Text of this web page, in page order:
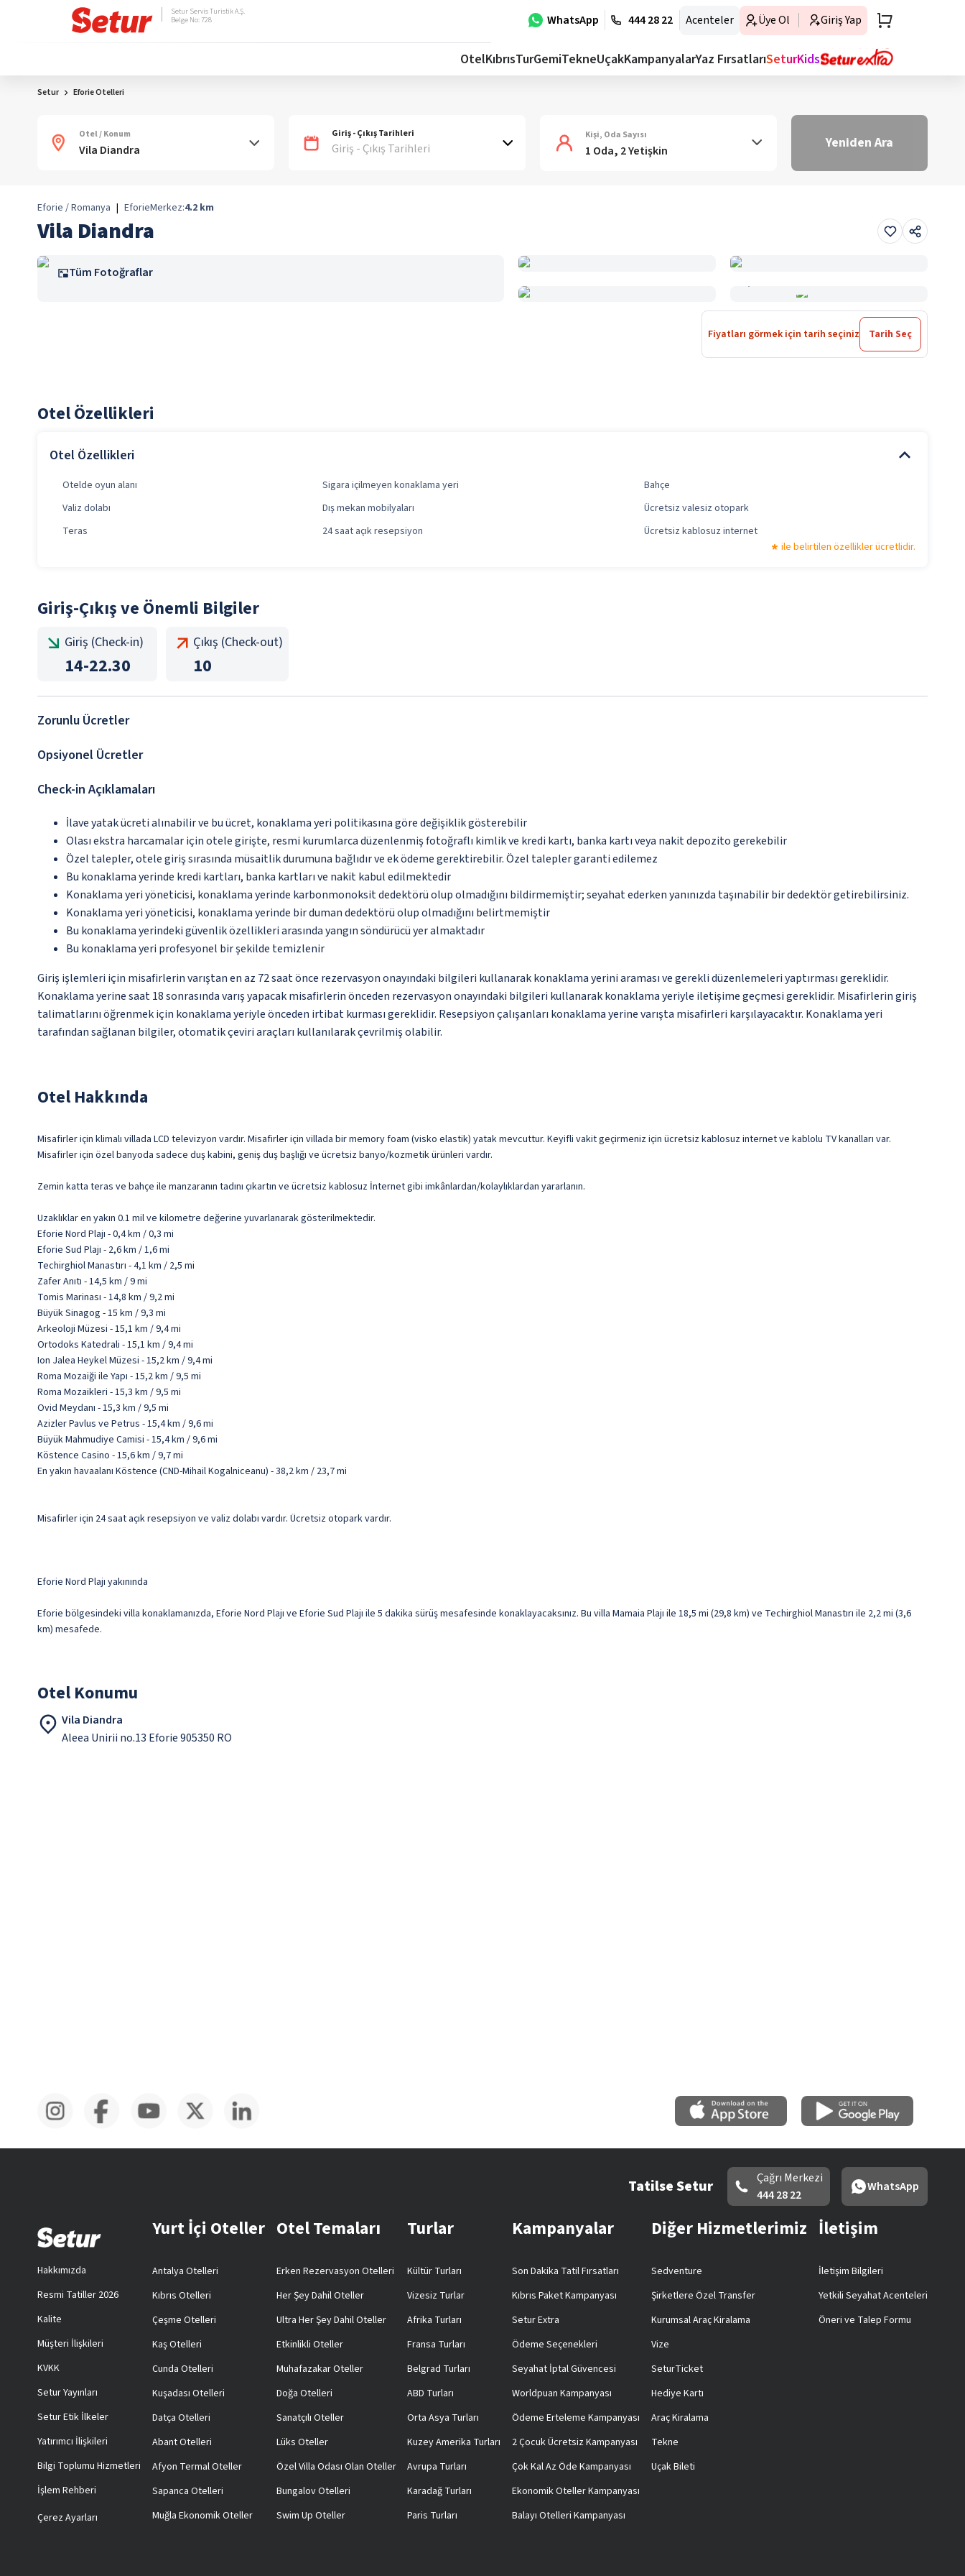
WhatsApp 444 28 22 Acenteler Üye Ol Giriş Yap
Setur Servis Turistik A.Ş.
Belge No: 728
OtelKıbrısTurGemiTekneUçakKampanyalarYaz FırsatlarıSeturKids
Setur Eforie Otelleri
Otel / Konum Giriş - Çıkış Tarihleri
Giriş - Çıkış Tarihleri
Kişi, Oda Sayısı
1 Oda, 2 Yetişkin Yeniden Ara
Eforie / Romanya | EforieMerkez:4.2 km
Vila Diandra
Tüm Fotoğraflar
Fiyatları görmek için tarih seçiniz Tarih Seç
Otel Özellikleri
Otel Özellikleri
Otelde oyun alanı Sigara içilmeyen konaklama yeri
Bahçe
Valiz dolabı
Dış mekan mobilyaları
Ücretsiz valesiz otopark
Teras
24 saat açık resepsiyon
Ücretsiz kablosuz internet
ile belirtilen özellikler ücretlidir.
Giriş-Çıkış ve Önemli Bilgiler
Giriş (Check-in)
14-22.30
Çıkış (Check-out)
10
Zorunlu Ücretler
Opsiyonel Ücretler
Check-in Açıklamaları
İlave yatak ücreti alınabilir ve bu ücret, konaklama yeri politikasına göre değişiklik gösterebilir
Olası ekstra harcamalar için otele girişte, resmi kurumlarca düzenlenmiş fotoğraflı kimlik ve kredi kartı, banka kartı veya nakit depozito gerekebilir
Özel talepler, otele giriş sırasında müsaitlik durumuna bağlıdır ve ek ödeme gerektirebilir. Özel talepler garanti edilemez
Bu konaklama yerinde kredi kartları, banka kartları ve nakit kabul edilmektedir
Konaklama yeri yöneticisi, konaklama yerinde karbonmonoksit dedektörü olup olmadığını bildirmemiştir; seyahat ederken yanınızda taşınabilir bir dedektör getirebilirsiniz.
Konaklama yeri yöneticisi, konaklama yerinde bir duman dedektörü olup olmadığını belirtmemiştir
Bu konaklama yerindeki güvenlik özellikleri arasında yangın söndürücü yer almaktadır
Bu konaklama yeri profesyonel bir şekilde temizlenir
Giriş işlemleri için misafirlerin varıştan en az 72 saat önce rezervasyon onayındaki bilgileri kullanarak konaklama yerini araması ve gerekli düzenlemeleri yaptırması gereklidir.
Konaklama yerine saat 18 sonrasında varış yapacak misafirlerin önceden rezervasyon onayındaki bilgileri kullanarak konaklama yeriyle iletişime geçmesi gereklidir. Misafirlerin giriş
talimatlarını öğrenmek için konaklama yeriyle önceden irtibat kurması gereklidir. Resepsiyon çalışanları konaklama yerine varışta misafirleri karşılayacaktır. Konaklama yeri
tarafından sağlanan bilgiler, otomatik çeviri araçları kullanılarak çevrilmiş olabilir.
Otel Hakkında
Misafirler için klimalı villada LCD televizyon vardır. Misafirler için villada bir memory foam (visko elastik) yatak mevcuttur. Keyifli vakit geçirmeniz için ücretsiz kablosuz internet ve kablolu TV kanalları var.
Misafirler için özel banyoda sadece duş kabini, geniş duş başlığı ve ücretsiz banyo/kozmetik ürünleri vardır.
Zemin katta teras ve bahçe ile manzaranın tadını çıkartın ve ücretsiz kablosuz İnternet gibi imkânlardan/kolaylıklardan yararlanın.
Uzaklıklar en yakın 0.1 mil ve kilometre değerine yuvarlanarak gösterilmektedir.
Eforie Nord Plajı - 0,4 km / 0,3 mi
Eforie Sud Plajı - 2,6 km / 1,6 mi
Techirghiol Manastırı - 4,1 km / 2,5 mi
Zafer Anıtı - 14,5 km / 9 mi
Tomis Marinası - 14,8 km / 9,2 mi
Büyük Sinagog - 15 km / 9,3 mi
Arkeoloji Müzesi - 15,1 km / 9,4 mi
Ortodoks Katedrali - 15,1 km / 9,4 mi
Ion Jalea Heykel Müzesi - 15,2 km / 9,4 mi
Roma Mozaiği ile Yapı - 15,2 km / 9,5 mi
Roma Mozaikleri - 15,3 km / 9,5 mi
Ovid Meydanı - 15,3 km / 9,5 mi
Azizler Pavlus ve Petrus - 15,4 km / 9,6 mi
Büyük Mahmudiye Camisi - 15,4 km / 9,6 mi
Köstence Casino - 15,6 km / 9,7 mi
En yakın havaalanı Köstence (CND-Mihail Kogalniceanu) - 38,2 km / 23,7 mi
Misafirler için 24 saat açık resepsiyon ve valiz dolabı vardır. Ücretsiz otopark vardır.
Eforie Nord Plajı yakınında
Eforie bölgesindeki villa konaklamanızda, Eforie Nord Plajı ve Eforie Sud Plajı ile 5 dakika sürüş mesafesinde konaklayacaksınız. Bu villa Mamaia Plajı ile 18,5 mi (29,8 km) ve Techirghiol Manastırı ile 2,2 mi (3,6
km) mesafede.
Otel Konumu
Vila Diandra
Aleea Unirii no.13 Eforie 905350 RO
Tatilse Setur
Çağrı Merkezi
444 28 22
WhatsApp
Hakkımızda
Resmi Tatiller 2026
Kalite
Müşteri İlişkileri
KVKK
Setur Yayınları
Setur Etik İlkeler
Yatırımcı İlişkileri
Bilgi Toplumu Hizmetleri
İşlem Rehberi
Çerez Ayarları
Yurt İçi Oteller
Antalya Otelleri
Kıbrıs Otelleri
Çeşme Otelleri
Kaş Otelleri
Cunda Otelleri
Kuşadası Otelleri
Datça Otelleri
Abant Otelleri
Afyon Termal Oteller
Sapanca Otelleri
Muğla Ekonomik Oteller
Otel Temaları
Erken Rezervasyon Otelleri
Her Şey Dahil Oteller
Ultra Her Şey Dahil Oteller
Etkinlikli Oteller
Muhafazakar Oteller
Doğa Otelleri
Sanatçılı Oteller
Lüks Oteller
Özel Villa Odası Olan Oteller
Bungalov Otelleri
Swim Up Oteller
Turlar
Kültür Turları
Vizesiz Turlar
Afrika Turları
Fransa Turları
Belgrad Turları
ABD Turları
Orta Asya Turları
Kuzey Amerika Turları
Avrupa Turları
Karadağ Turları
Paris Turları
Kampanyalar
Son Dakika Tatil Fırsatları
Kıbrıs Paket Kampanyası
Setur Extra
Ödeme Seçenekleri
Seyahat İptal Güvencesi
Worldpuan Kampanyası
Ödeme Erteleme Kampanyası
2 Çocuk Ücretsiz Kampanyası
Çok Kal Az Öde Kampanyası
Ekonomik Oteller Kampanyası
Balayı Otelleri Kampanyası
Diğer Hizmetlerimiz
Sedventure
Şirketlere Özel Transfer
Kurumsal Araç Kiralama
Vize
SeturTicket
Hediye Kartı
Araç Kiralama
Tekne
Uçak Bileti
İletişim
İletişim Bilgileri
Yetkili Seyahat Acenteleri
Öneri ve Talep Formu